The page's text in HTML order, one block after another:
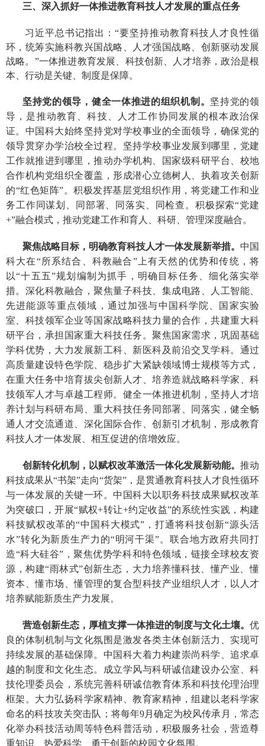
三、深入抓好一体推进教育科技人才发展的重点任务
习近平总书记指出：“要坚持推动教育科技人才良性循
环，统筹实施科教兴国战略、人才强国战略、创新驱动发展
战略。”一体推进教育发展、科技创新、人才培养，政治是根
本、行动是关键、制度是保障。
坚持党的领导，健全一体推进的组织机制。 坚持党的领
导，是推动教育、科技、人才工作协同发展的根本政治保
证。中国科大始终坚持党对学校事业的全面领导，确保党的
领导贯穿办学治校全过程。坚持学校事业发展到哪里，党建
工作就推进到哪里，推动办学机构、国家级科研平台、校地
合作机构党组织全覆盖，形成潜心立德树人、执着攻关创新
的“红色矩阵”。积极发挥基层党组织作用，将党建工作和业
务工作同谋划、同部署、同落实、同检查。积极探索“党建
+”融合模式，推动党建工作和育人、科研、管理深度融合。
聚焦战略目标，明确教育科技人才一体发展新举措。 中国
科大在“所系结合、科教融合”上有天然的优势和传统，将
以“十五五”规划编制为抓手，明确目标任务、细化落实举
措。深化科教融合，聚焦量子科技、集成电路、人工智能、
先进能源等重点领域，通过加强与中国科学院、国家实验
室、科技领军企业等国家战略科技力量的合作，共建重大科
研平台，承担国家重大科技任务。聚焦国家需求，巩固基础
学科优势，大力发展新工科、新医科及前沿交叉学科。通过
高质量建设特色学院、稳步扩大紧缺领域博士规模等方式，
在重大任务中培育拔尖创新人才、培养造就战略科学家、科
技领军人才与卓越工程师。健全一体推进机制，坚持人才培
养计划与科研布局、重大科技任务同部署、同落实，健全畅
通人才交流通道、深化国际合作、创新引才机制，形成教育
科技人才一体发展、相互促进的倍增效应。
创新转化机制，以赋权改革激活一体化发展新动能。 推动
科技成果从“书架”走向“货架”，是贯通教育科技人才良性循环
与一体发展的关键一环。中国科大以职务科技成果赋权改革
为突破口，开展“赋权+转让+约定收益”的系统性实践，构建
科技赋权改革的“中国科大模式”，打通将科技创新“源头活
水”转化为新质生产力的“明河干渠”。联合地方政府共同打
造“科大硅谷”，聚焦优势学科和特色领域，链接全球校友资
源，构建“雨林式”创新生态，大力培养懂科技、懂产业、懂
资本、懂市场、懂管理的复合型科技产业组织人才，以人才
培养赋能新质生产力发展。
营造创新生态，厚植支撑一体推进的制度与文化土壤。 优
良的体制机制与文化氛围是激发各类主体创新活力、实现可
持续发展的基础保障。中国科大着力构建崇尚科学、追求卓
越的制度和文化生态。成立学风与科研诚信建设办公室、科
技伦理委员会，系统完善科研诚信教育体系和科技伦理治理
框架。大力弘扬科学家精神、教育家精神，组建以老科学家
命名的科技攻关突击队；将每年9月确定为校风传承月，常态
化举办科技活动周等特色科普活动，积极服务社会，营造尊
重知识、热爱科学、勇于创新的校园文化氛围。